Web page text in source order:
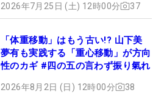
2026年7月25日 (土) 12時00分 37
「体重移動」はもう古い!? 山下美
夢有も実践する「重心移動」が方向
性のカギ #四の五の言わず振り氣れ
2026年8月2日 (日) 12時00分 38